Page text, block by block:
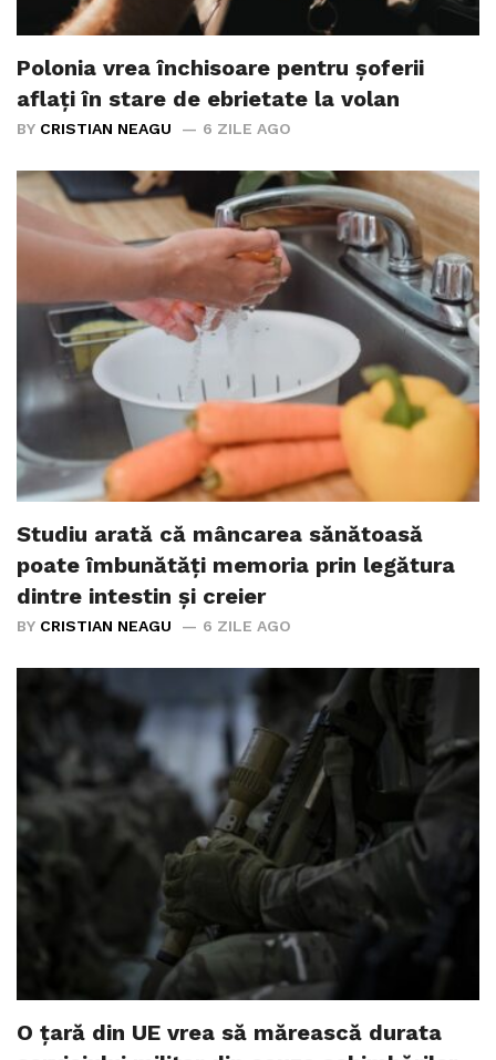
Polonia vrea închisoare pentru șoferii
aflați în stare de ebrietate la volan
BY CRISTIAN NEAGU 6 ZILE AGO
Studiu arată că mâncarea sănătoasă
poate îmbunătăți memoria prin legătura
dintre intestin și creier
BY CRISTIAN NEAGU 6 ZILE AGO
O țară din UE vrea să mărească durata